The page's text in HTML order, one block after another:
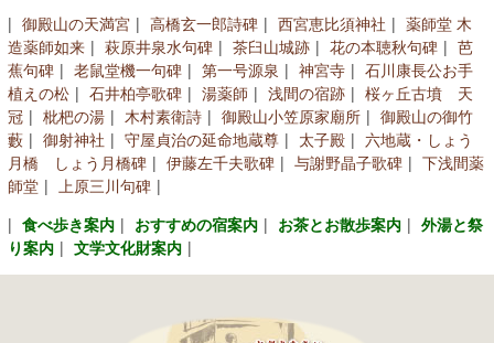
御殿山の天満宮 高橋玄一郎詩碑 西宮恵比須神社
薬師堂 木
造薬師如来
萩原井泉水句碑 茶臼山城跡 花の本聴秋句碑
芭
蕉句碑
老鼠堂機一句碑 第一号源泉 神宮寺
石川康長公お手
植えの松
石井柏亭歌碑 湯薬師 浅間の宿跡
桜ヶ丘古墳 天
冠
枇杷の湯 木村素衛詩 御殿山小笠原家廟所
御殿山の御竹
藪
御射神社 守屋貞治の延命地蔵尊 太子殿
六地蔵・しょう
月橋 しょう月橋碑
伊藤左千夫歌碑 与謝野晶子歌碑
下浅間薬
師堂
上原三川句碑
食べ歩き案内
おすすめの宿案内 お茶とお散歩案内
外湯と祭
り案内
文学文化財案内
[English]